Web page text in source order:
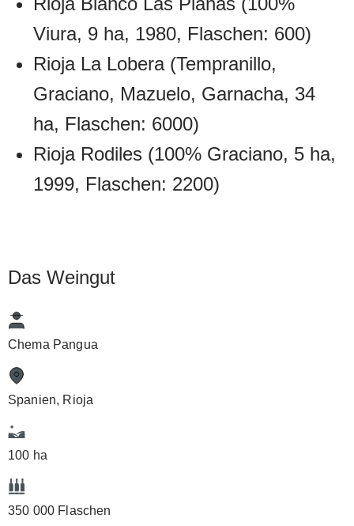
Viura, 9 ha, 1980, Flaschen: 600)
Rioja La Lobera (Tempranillo,
Graciano, Mazuelo, Garnacha, 34
ha, Flaschen: 6000)
Rioja Rodiles (100% Graciano, 5 ha,
1999, Flaschen: 2200)
Das Weingut
Chema Pangua
Spanien, Rioja
100 ha
350 000 Flaschen